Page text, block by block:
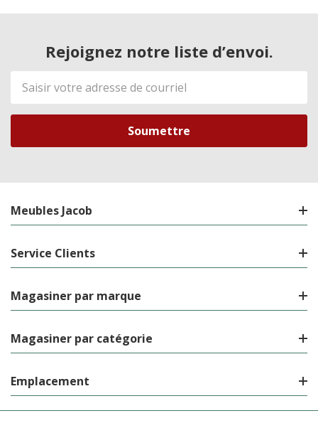
Rejoignez notre liste d’envoi.
Adresse
de
courriel
Meubles Jacob
Service Clients
Magasiner par marque
Magasiner par catégorie
Emplacement